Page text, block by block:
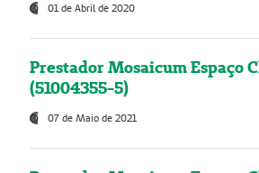
01 de Abril de 2020
Prestador Mosaicum Espaço
(51004355-5)
07 de Maio de 2021